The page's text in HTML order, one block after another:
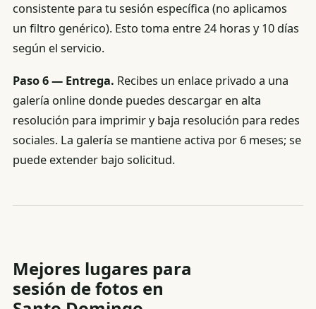
consistente para tu sesión específica (no aplicamos
un filtro genérico). Esto toma entre 24 horas y 10 días
según el servicio.
Paso 6 — Entrega. Recibes un enlace privado a una
galería online donde puedes descargar en alta
resolución para imprimir y baja resolución para redes
sociales. La galería se mantiene activa por 6 meses; se
puede extender bajo solicitud.
Mejores lugares para
sesión de fotos en